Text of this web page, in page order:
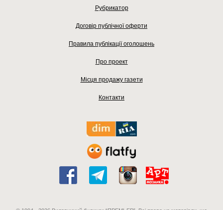
Рубрикатор
Договір публічної оферти
Правила публікації оголошень
Про проект
Місця продажу газети
Контакти